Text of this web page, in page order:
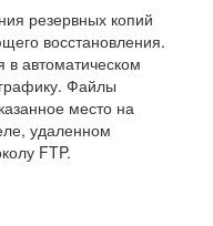
резервных копий
восстановления.
в автоматическом
Файлы
место на
удаленном
FTP.